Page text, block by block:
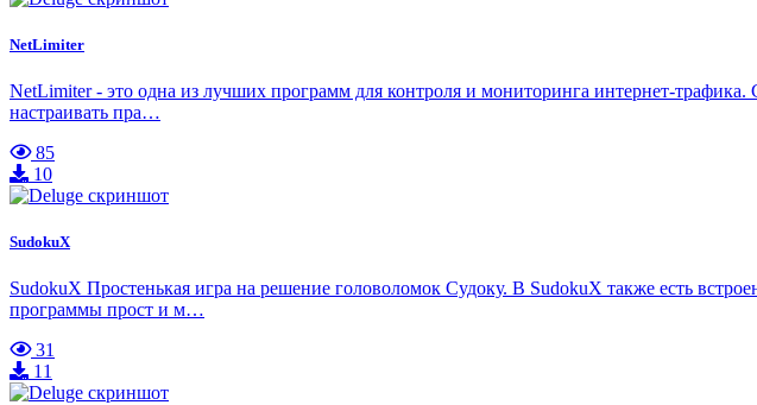
NetLimiter
NetLimiter - это одна из лучших программ для контроля и мониторинга интернет-
настраивать пра…
85
10
SudokuX
SudokuX Простенькая игра на решение головоломок Судоку. В SudokuX также есть
программы прост и м…
31
11